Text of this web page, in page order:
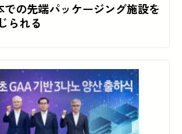
での先端パッケージング施設を
られる